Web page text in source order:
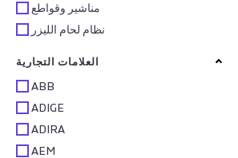
مناشير وقواطع
نظام لحام الليزر
العلامات التجارية
ABB
ADIGE
ADIRA
AEM